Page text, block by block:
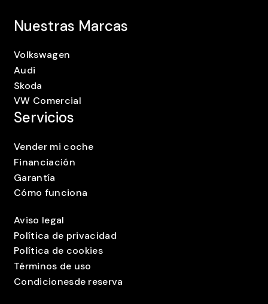
Nuestras Marcas
Volkswagen
Audi
Skoda
VW Comercial
Servicios
Vender mi coche
Financiación
Garantía
Cómo funciona
Aviso legal
Política de privacidad
Política de cookies
Términos de uso
Condicionesde reserva